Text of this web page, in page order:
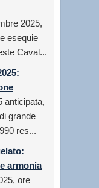
2025,
esequie
Caval...
anticipata,
grande
res...
armonia
ore